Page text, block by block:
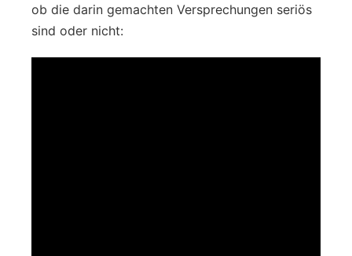
ob die darin gemachten Versprechungen seriös
sind oder nicht: